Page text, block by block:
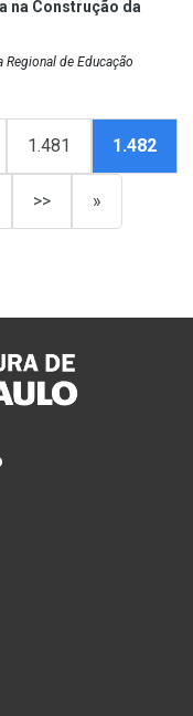
na Construção da
de Educação
1.481 1.482
>> »